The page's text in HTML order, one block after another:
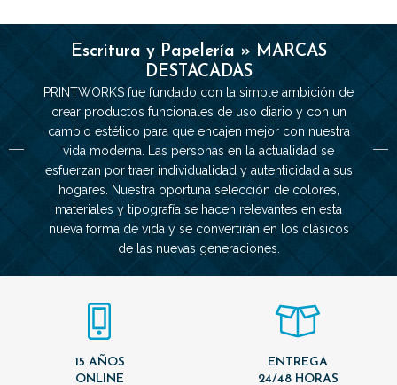
Escritura y Papelería » MARCAS
DESTACADAS
PRINTWORKS fue fundado con la simple ambición de
crear productos funcionales de uso diario y con un
cambio estético para que encajen mejor con nuestra
vida moderna. Las personas en la actualidad se
esfuerzan por traer individualidad y autenticidad a sus
hogares. Nuestra oportuna selección de colores,
materiales y tipografía se hacen relevantes en esta
nueva forma de vida y se convertirán en los clásicos
de las nuevas generaciones.
15 AÑOS
ONLINE
ENTREGA
24/48 HORAS